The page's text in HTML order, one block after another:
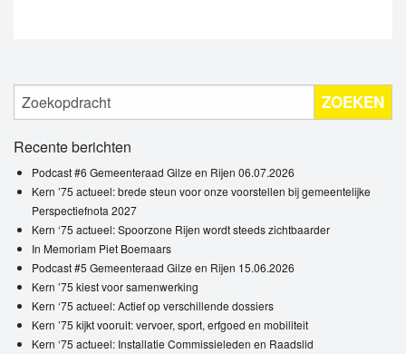
ZOEKEN
Recente berichten
Podcast #6 Gemeenteraad Gilze en Rijen 06.07.2026
Kern ’75 actueel: brede steun voor onze voorstellen bij gemeentelijke
Perspectiefnota 2027
Kern ‘75 actueel: Spoorzone Rijen wordt steeds zichtbaarder
In Memoriam Piet Boemaars
Podcast #5 Gemeenteraad Gilze en Rijen 15.06.2026
Kern ’75 kiest voor samenwerking
Kern ‘75 actueel: Actief op verschillende dossiers
Kern ’75 kijkt vooruit: vervoer, sport, erfgoed en mobiliteit
Kern ‘75 actueel: Installatie Commissieleden en Raadslid